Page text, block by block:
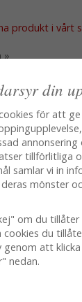
produkt i vårt
»
adressen
kontakta vår
din
för att
annonsering
tillförlitliga
samlar vi in
mönster
om du tillåter
cookies du
genom att
nedan.